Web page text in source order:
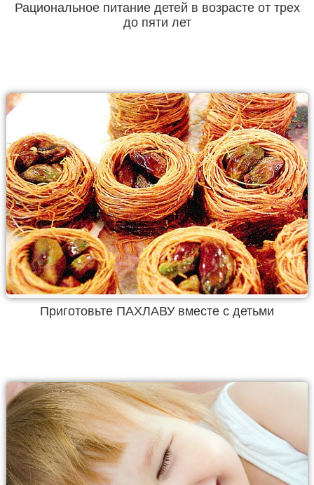
Рациональное питание детей в возрасте от трех
до пяти лет
Приготовьте ПАХЛАВУ вместе с детьми